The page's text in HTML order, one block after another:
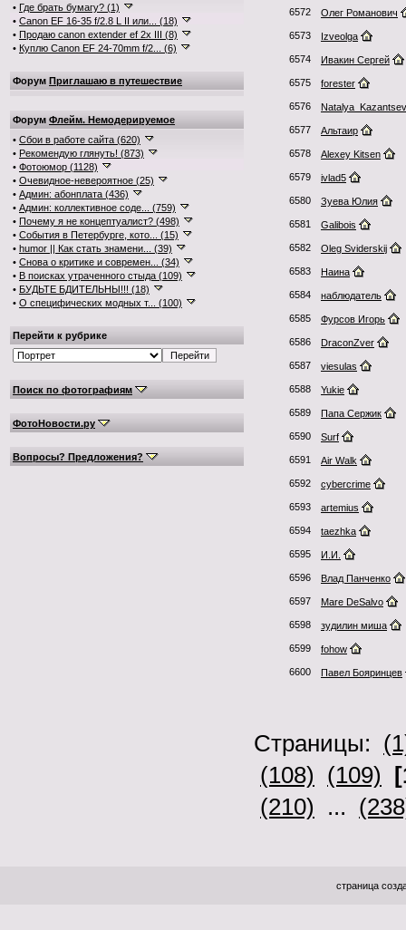
• Где брать бумагу? (1)
• Canon EF 16-35 f/2.8 L II или... (18)
• Продаю canon extender ef 2x III (8)
• Куплю Canon EF 24-70mm f/2... (6)
Форум Приглашаю в путешествие
Форум Флейм. Немодерируемое
• Сбои в работе сайта (620)
• Рекомендую глянуть! (873)
• Фотоюмор (1128)
• Очевидное-невероятное (25)
• Админ: абонплата (436)
• Админ: коллективное соде... (759)
• Почему я не концептуалист? (498)
• События в Петербурге, кото... (15)
• humor || Как стать знамени... (39)
• Снова о критике и современ... (34)
• В поисках утраченного стыда (109)
• БУДЬТЕ БДИТЕЛЬНЫ!!! (18)
• О специфических модных т... (100)
Перейти к рубрике
Поиск по фотографиям
ФотоНовости.ру
Вопросы? Предложения?
6572 Олег Романович
6573 Izveolga
6574 Ивакин Сергей
6575 forester
6576
6577 Альтаир
6578 Alexey Kitsen
6579 ivlad5
6580 Зуева Юлия
6581 Galibois
6582 Oleg Sviderskij
6583 Наина
6584 наблюдатель
6585 Фурсов Игорь
6586 DraconZver
6587 viesulas
6588 Yukie
6589 Папа Сержик
6590 Surf
6591 Air Walk
6592 cybercrime
6593 artemius
6594 taezhka
6595 И.И.
6596 Влад Панченко
6597 Mare DeSalvo
6598 зудилин миша
6599 fohow
6600 Павел Бояринцев
Страницы:
(108) (109)
(210) ...
страница